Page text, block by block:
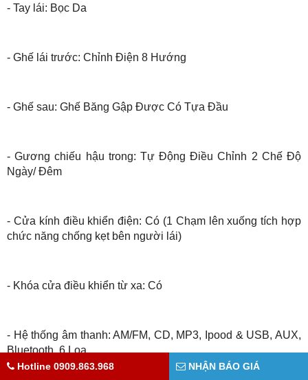
- Tay lái: Bọc Da
- Ghế lái trước: Chỉnh Điện 8 Hướng
- Ghế sau: Ghế Băng Gập Được Có Tựa Đầu
- Gương chiếu hậu trong: Tự Động Điều Chỉnh 2 Chế Độ
Ngày/ Đêm
- Cửa kính điều khiển điện: Có (1 Chạm lên xuống tích hợp
chức năng chống kẹt bên người lái)
- Khóa cửa điều khiển từ xa: Có
- Hệ thống âm thanh: AM/FM, CD, MP3, Ipood & USB, AUX,
Bluetooth, 6 Loa
Hotline 0909.863.968 NHẬN BÁO GIÁ